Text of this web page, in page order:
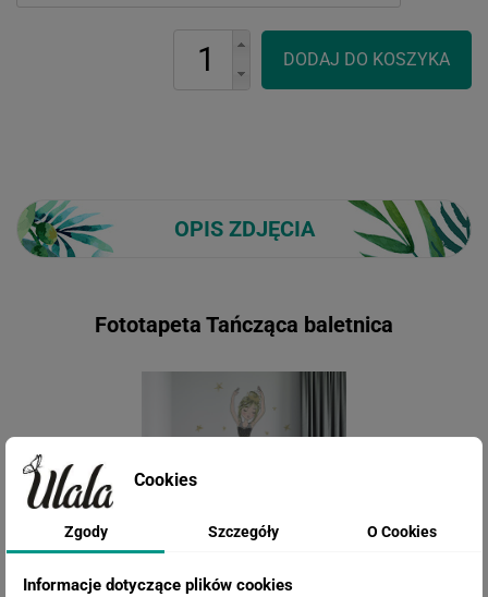
OPIS ZDJĘCIA
Fototapeta Tańcząca baletnica
Cookies
Zgody Szczegóły O Cookies
Informacje dotyczące plików cookies